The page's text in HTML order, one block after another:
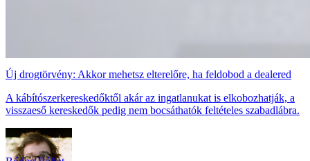
Új drogtörvény: Akkor mehetsz elterelőre, ha feldobod a dealered
A kábítószerkereskedőktől akár az ingatlanukat is elkobozhatják, a
visszaeső kereskedők pedig nem bocsáthatók feltételes szabadlábra.